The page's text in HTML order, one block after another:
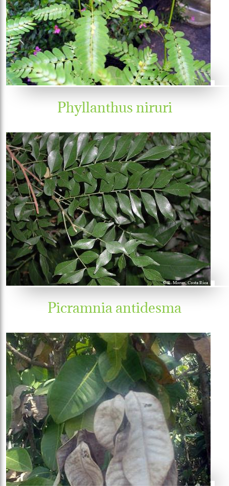
Phyllanthus niruri
Picramnia antidesma